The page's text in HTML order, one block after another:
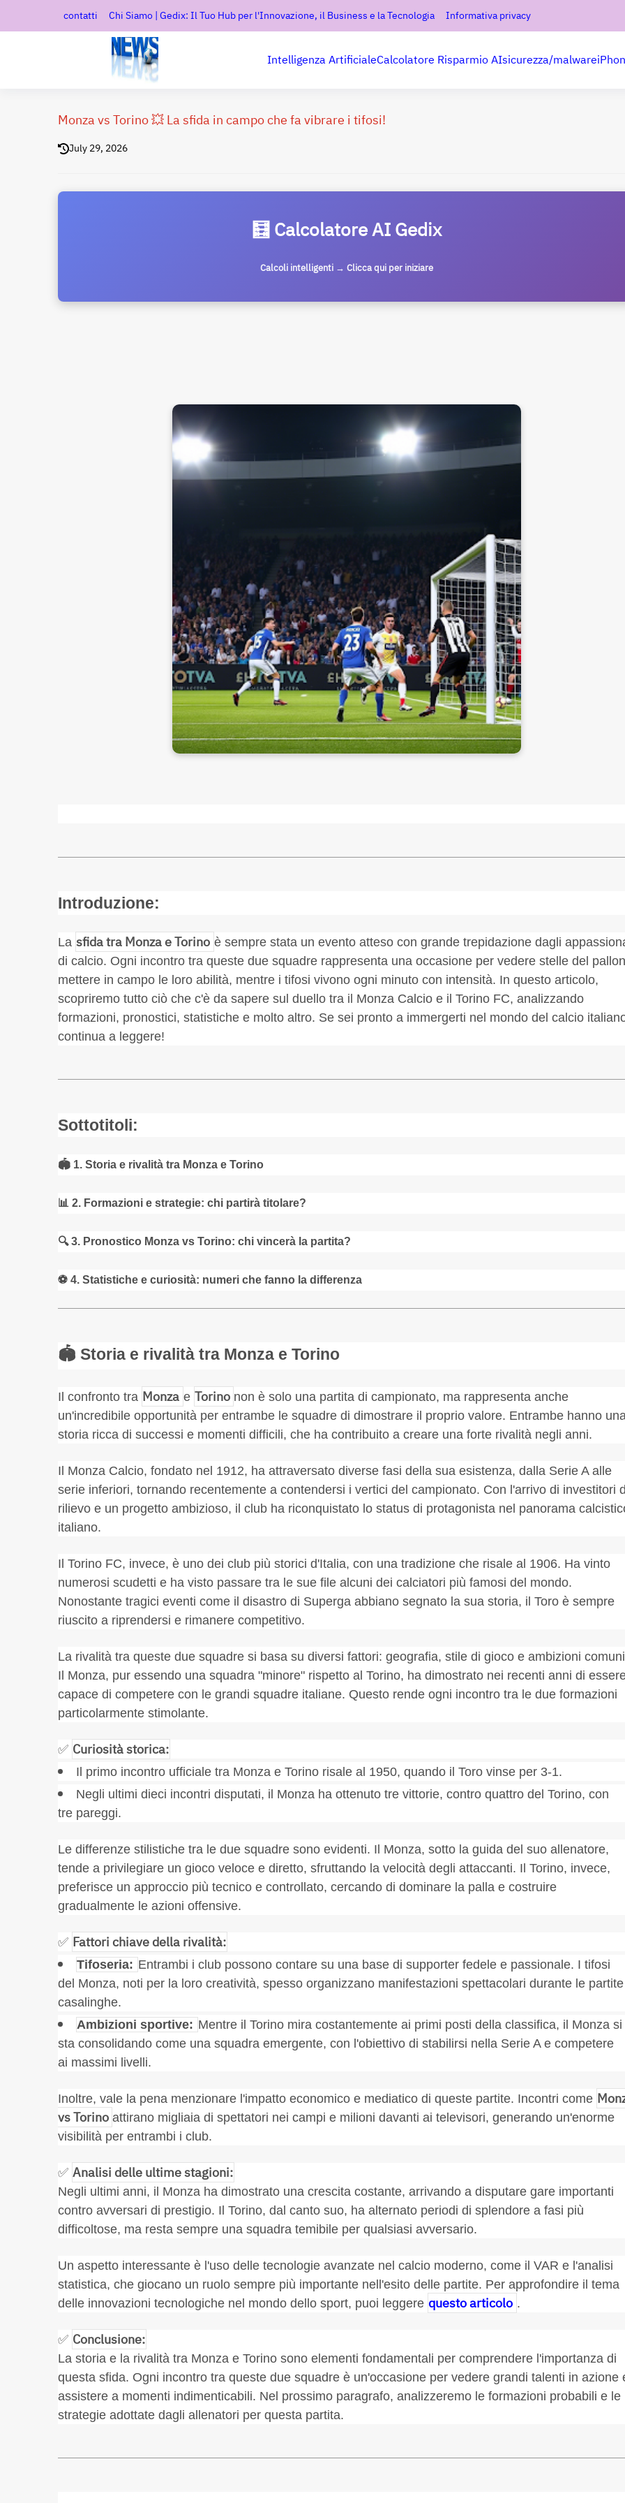
contatti Chi Siamo | Gedix: Il Tuo Hub per l'Innovazione, il Business e la Tecnologia Informativa privacy
Intelligenza ArtificialeCalcolatore Risparmio AIsicurezza/malware
Monza vs Torino 💥 La sfida in campo che fa vibrare i tifosi!
July 29, 2026
🧮 Calcolatore AI Gedix
Calcoli intelligenti → Clicca qui per iniziare
Introduzione:
La sfida tra Monza e Torino è sempre stata un evento atteso con grande trepidazione dagli
di calcio. Ogni incontro tra queste due squadre rappresenta una occasione per vedere stelle del
mettere in campo le loro abilità, mentre i tifosi vivono ogni minuto con intensità. In questo articolo,
scopriremo tutto ciò che c'è da sapere sul duello tra il Monza Calcio e il Torino FC, analizzando
formazioni, pronostici, statistiche e molto altro. Se sei pronto a immergerti nel mondo del calcio
continua a leggere!
Sottotitoli:
🏟️ 1. Storia e rivalità tra Monza e Torino
📊 2. Formazioni e strategie: chi partirà titolare?
🔍3. Pronostico Monza vs Torino: chi vincerà la partita?
⚽ 4. Statistiche e curiosità: numeri che fanno la differenza
🏟️ Storia e rivalità tra Monza e Torino
Il confronto tra Monza e Torino non è solo una partita di campionato, ma rappresenta anche
un'incredibile opportunità per entrambe le squadre di dimostrare il proprio valore. Entrambe hanno
storia ricca di successi e momenti difficili, che ha contribuito a creare una forte rivalità negli anni.
Il Monza Calcio, fondato nel 1912, ha attraversato diverse fasi della sua esistenza, dalla Serie A alle
serie inferiori, tornando recentemente a contendersi i vertici del campionato. Con l'arrivo di investitori
rilievo e un progetto ambizioso, il club ha riconquistato lo status di protagonista nel panorama
italiano.
Il Torino FC, invece, è uno dei club più storici d'Italia, con una tradizione che risale al 1906. Ha vinto
numerosi scudetti e ha visto passare tra le sue file alcuni dei calciatori più famosi del mondo.
Nonostante tragici eventi come il disastro di Superga abbiano segnato la sua storia, il Toro è sempre
riuscito a riprendersi e rimanere competitivo.
La rivalità tra queste due squadre si basa su diversi fattori: geografia, stile di gioco e ambizioni
Il Monza, pur essendo una squadra "minore" rispetto al Torino, ha dimostrato nei recenti anni di
capace di competere con le grandi squadre italiane. Questo rende ogni incontro tra le due formazioni
particolarmente stimolante.
✅ Curiosità storica:
Il primo incontro ufficiale tra Monza e Torino risale al 1950, quando il Toro vinse per 3-1.
Negli ultimi dieci incontri disputati, il Monza ha ottenuto tre vittorie, contro quattro del Torino, con
tre pareggi.
Le differenze stilistiche tra le due squadre sono evidenti. Il Monza, sotto la guida del suo allenatore,
tende a privilegiare un gioco veloce e diretto, sfruttando la velocità degli attaccanti. Il Torino, invece,
preferisce un approccio più tecnico e controllato, cercando di dominare la palla e costruire
gradualmente le azioni offensive.
✅ Fattori chiave della rivalità:
Tifoseria: Entrambi i club possono contare su una base di supporter fedele e passionale. I tifosi
del Monza, noti per la loro creatività, spesso organizzano manifestazioni spettacolari durante le partite
casalinghe.
Ambizioni sportive: Mentre il Torino mira costantemente ai primi posti della classifica, il Monza si
sta consolidando come una squadra emergente, con l'obiettivo di stabilirsi nella Serie A e competere
ai massimi livelli.
Inoltre, vale la pena menzionare l'impatto economico e mediatico di queste partite. Incontri come
vs Torino attirano migliaia di spettatori nei campi e milioni davanti ai televisori, generando un'enorme
visibilità per entrambi i club.
✅ Analisi delle ultime stagioni:
Negli ultimi anni, il Monza ha dimostrato una crescita costante, arrivando a disputare gare importanti
contro avversari di prestigio. Il Torino, dal canto suo, ha alternato periodi di splendore a fasi più
difficoltose, ma resta sempre una squadra temibile per qualsiasi avversario.
Un aspetto interessante è l'uso delle tecnologie avanzate nel calcio moderno, come il VAR e l'analisi
statistica, che giocano un ruolo sempre più importante nell'esito delle partite. Per approfondire il tema
delle innovazioni tecnologiche nel mondo dello sport, puoi leggere questo articolo .
✅ Conclusione:
La storia e la rivalità tra Monza e Torino sono elementi fondamentali per comprendere l'importanza di
questa sfida. Ogni incontro tra queste due squadre è un'occasione per vedere grandi talenti in azione
assistere a momenti indimenticabili. Nel prossimo paragrafo, analizzeremo le formazioni probabili e le
strategie adottate dagli allenatori per questa partita.